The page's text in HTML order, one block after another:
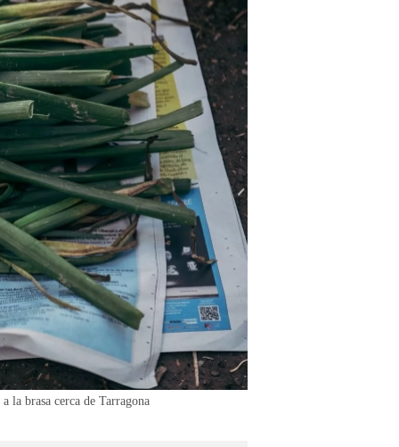
la brasa cerca de Tarragona